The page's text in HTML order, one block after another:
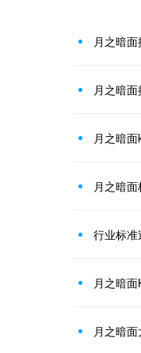
月之暗
月之暗
月之暗
月之暗
行业标
月之暗
月之暗